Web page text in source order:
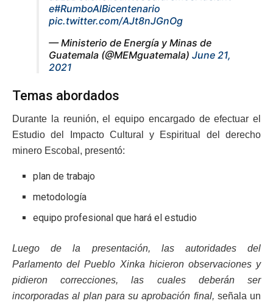
e#RumboAlBicentenario
pic.twitter.com/AJt8nJGnOg
— Ministerio de Energía y Minas de
Guatemala (@MEMguatemala) June 21,
2021
Temas abordados
Durante la reunión, el equipo encargado de efectuar el
Estudio del Impacto Cultural y Espiritual del derecho
minero Escobal, presentó:
plan de trabajo
metodología
equipo profesional que hará el estudio
Luego de la presentación, las autoridades del
Parlamento del Pueblo Xinka hicieron observaciones y
pidieron correcciones, las cuales deberán ser
incorporadas al plan para su aprobación final, señala un